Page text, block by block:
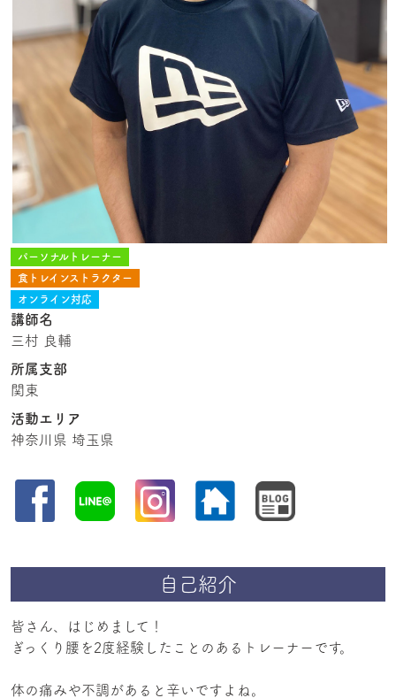
パーソナルトレーナー
食トレインストラクター
オンライン対応
講師名
三村 良輔
所属支部
関東
活動エリア
神奈川県 埼玉県
自己紹介
皆さん、はじめまして！
ぎっくり腰を2度経験したことのあるトレーナーです。
体の痛みや不調があると辛いですよね。